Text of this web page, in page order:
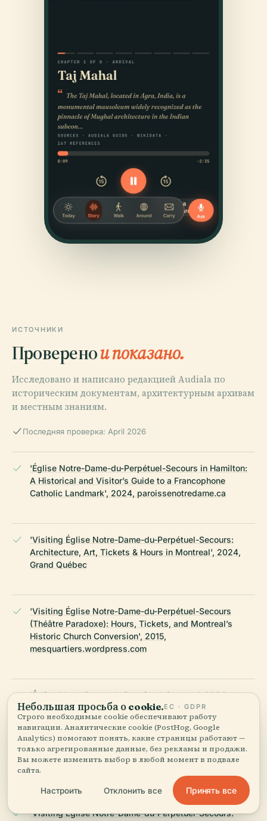
ИСТОЧНИКИ
Проверенои показано.
Исследовано и написано редакцией Audiala по
историческим документам, архитектурным архивам
и местным знаниям.
Последняя проверка: April 2026
'Église Notre-Dame-du-Perpétuel-Secours in Hamilton:
A Historical and Visitor’s Guide to a Francophone
Catholic Landmark', 2024, paroissenotredame.ca
'Visiting Église Notre-Dame-du-Perpétuel-Secours:
Architecture, Art, Tickets & Hours in Montreal', 2024,
Grand Québec
'Visiting Église Notre-Dame-du-Perpétuel-Secours
(Théâtre Paradoxe): Hours, Tickets, and Montreal’s
Historic Church Conversion', 2015,
mesquartiers.wordpress.com
'Église Notre-Dame-du-Perpétuel-Secours', 2024,
Musique Orgue Québec
'Église Notre-Dame-du-Perpétuel-Secours', Ville de
'Visiting Église Notre-Dame-du-Perpétuel-Secours:
Небольшая просьба о cookie.ЕС · GDPR
Строго необходимые cookie обеспечивают работу
навигации. Аналитические cookie (PostHog, Google
Analytics) помогают понять, какие страницы работают —
только агрегированные данные, без рекламы и продажи.
Вы можете изменить выбор в любой момент в подвале
сайта.
Настроить Отклонить все Принять все